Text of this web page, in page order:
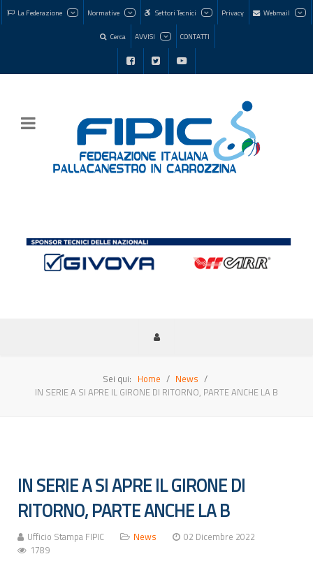
La Federazione Normative Settori Tecnici Privacy Webmail
Cerca AVVISI CONTATTI
Sei qui: Home
News
IN SERIE A SI APRE IL GIRONE DI RITORNO, PARTE ANCHE LA B
IN SERIE A SI APRE IL GIRONE DI
RITORNO, PARTE ANCHE LA B
Ufficio Stampa FIPIC News
02 Dicembre 2022
1789